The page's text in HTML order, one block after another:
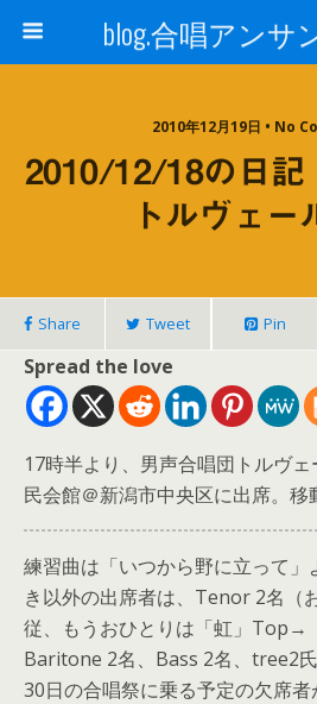
blog.合唱アンサ
2010年12月19日 • No
2010/12/18の日記
トルヴェー
Share Tweet Pin
Spread the love
17時半より、男声合唱団トルヴ
民会館＠新潟市中央区に出席。移
練習曲は「いつから野に立って
き以外の出席者は、Tenor 2名（
従、もうおひとりは「虹」Top→
Baritone 2名、Bass 2名、tree2
30日の合唱祭に乗る予定の欠席者